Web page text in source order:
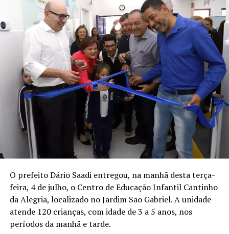
O prefeito Dário Saadi entregou, na manhã desta terça-
feira, 4 de julho, o Centro de Educação Infantil Cantinho
da Alegria, localizado no Jardim São Gabriel. A unidade
atende 120 crianças, com idade de 3 a 5 anos, nos
períodos da manhã e tarde.